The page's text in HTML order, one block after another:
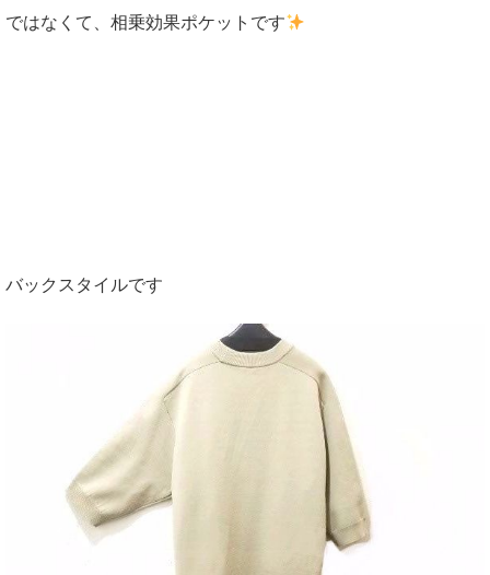
ではなくて、相乗効果ポケットです
バックスタイルです